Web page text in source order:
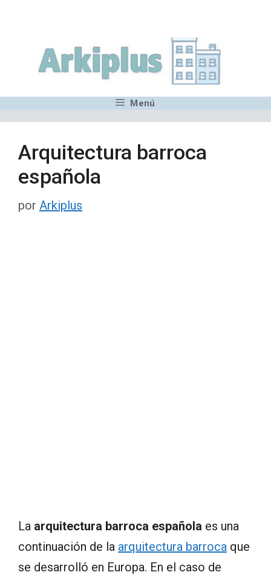
contenido
Menú
Arquitectura barroca
española
por Arkiplus
La arquitectura barroca española es una
continuación de la arquitectura barroca que
se desarrolló en Europa. En el caso de